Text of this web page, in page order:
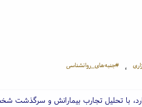
، #جنبه‌های_روانشناسی
با تحلیل تجارب بیمارانش و سرگذشت